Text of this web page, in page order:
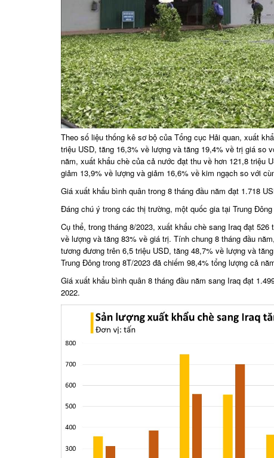
Theo số liệu thống kê sơ bộ của Tổng cục Hải quan, xuất
triệu USD, tăng 16,3% về lượng và tăng 19,4% về trị giá so
năm, xuất khẩu chè của cả nước đạt thu về hơn 121,8 triệu
giảm 13,9% về lượng và giảm 16,6% về kim ngạch so với
Giá xuất khẩu bình quân trong 8 tháng đầu năm đạt 1.718
Đáng chú ý trong các thị trường, một quốc gia tại Trung
Cụ thể, trong tháng 8/2023, xuất khẩu chè sang Iraq đạt
về lượng và tăng 83% về giá trị. Tính chung 8 tháng đầu
tương đương trên 6,5 triệu USD, tăng 48,7% về lượng và
Trung Đông trong 8T/2023 đã chiếm 98,4% tổng lượng cả
Giá xuất khẩu bình quân 8 tháng đầu năm sang Iraq đạt
2022.